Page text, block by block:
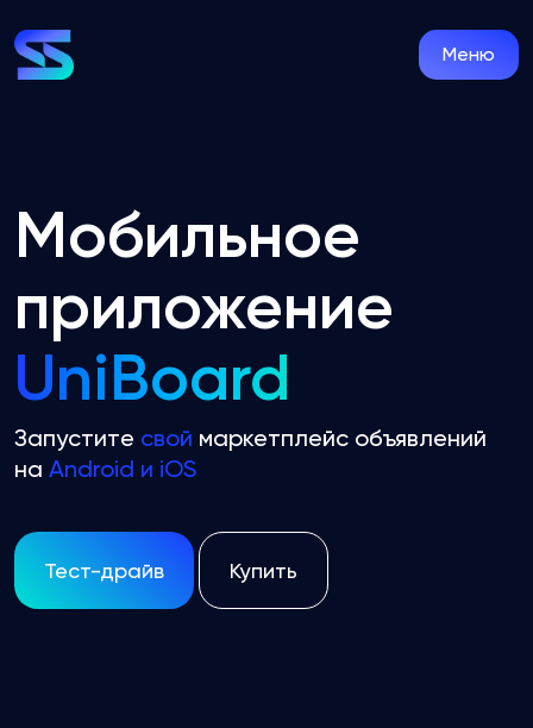
Меню
Мобильное
приложение
UniBoard
Запустите свой маркетплейс объявлений
на Android и iOS
Тест-драйв Купить